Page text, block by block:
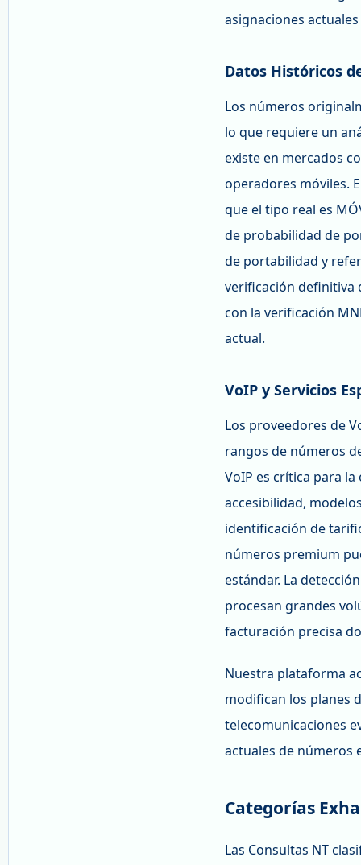
asignaciones
Datos Históricos
Los números
lo que requiere un
existe en mercados
operadores móviles.
que el tipo real es
de probabilidad de
de portabilidad y
verificación definitiva
con la verificación
actual.
VoIP y Servicios
Los proveedores de
rangos de números
VoIP es crítica para
accesibilidad,
identificación de
números premium
estándar. La
procesan grandes
facturación precisa
Nuestra plataforma
modifican los planes
telecomunicaciones
actuales de números
Categorías
Las Consultas NT